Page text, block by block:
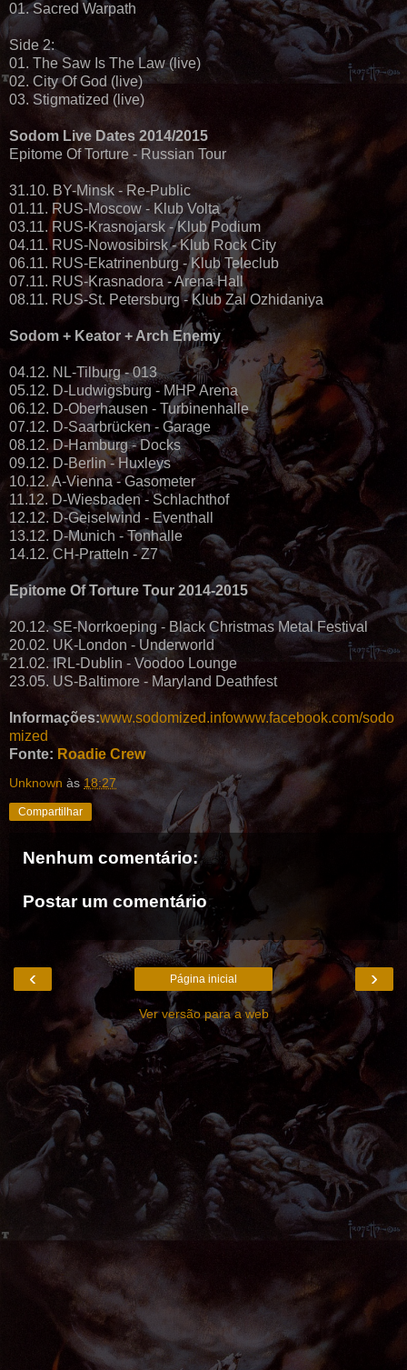
01. Sacred Warpath
Side 2:
01. The Saw Is The Law (live)
02. City Of God (live)
03. Stigmatized (live)
Sodom Live Dates 2014/2015
Epitome Of Torture - Russian Tour
31.10. BY-Minsk - Re-Public
01.11. RUS-Moscow - Klub Volta
03.11. RUS-Krasnojarsk - Klub Podium
04.11. RUS-Nowosibirsk - Klub Rock City
06.11. RUS-Ekatrinenburg - Klub Teleclub
07.11. RUS-Krasnadora - Arena Hall
08.11. RUS-St. Petersburg - Klub Zal Ozhidaniya
Sodom + Keator + Arch Enemy
04.12. NL-Tilburg - 013
05.12. D-Ludwigsburg - MHP Arena
06.12. D-Oberhausen - Turbinenhalle
07.12. D-Saarbrücken - Garage
08.12. D-Hamburg - Docks
09.12. D-Berlin - Huxleys
10.12. A-Vienna - Gasometer
11.12. D-Wiesbaden - Schlachthof
12.12. D-Geiselwind - Eventhall
13.12. D-Munich - Tonhalle
14.12. CH-Pratteln - Z7
Epitome Of Torture Tour 2014-2015
20.12. SE-Norrkoeping - Black Christmas Metal Festival
20.02. UK-London - Underworld
21.02. IRL-Dublin - Voodoo Lounge
23.05. US-Baltimore - Maryland Deathfest
Informações:www.sodomized.infowww.facebook.com/sodo
mized
Fonte: Roadie Crew
Unknown às18:27
Compartilhar
Nenhum comentário:
Postar um comentário
‹ ›
Página inicial
Ver versão para a web